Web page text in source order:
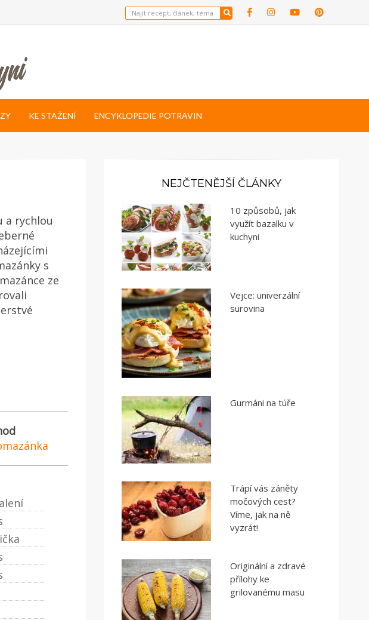
KE STAŽENÍ ENCYKLOPEDIE POTRAVIN
a rychlou
s
ze
NEJČTENĚJŠÍ ČLÁNKY
10 způsobů, jak
využít bazalku v
kuchyni
Vejce: univerzální
surovina
Gurmáni na túře
Trápí vás záněty
močových cest?
Víme, jak na ně
vyzrát!
Originální a zdravé
přílohy ke
grilovanému masu